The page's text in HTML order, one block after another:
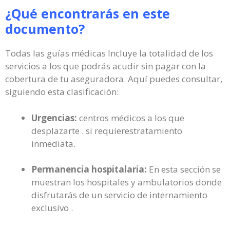
¿Qué encontrarás en este
documento?
Todas las guías médicas Incluye la totalidad de los
servicios a los que podrás acudir sin pagar con la
cobertura de tu aseguradora. Aquí puedes consultar,
siguiendo esta clasificación:
Urgencias: centros médicos a los que
desplazarte . si requierestratamiento
inmediata.
Permanencia hospitalaria: En esta sección se
muestran los hospitales y ambulatorios donde
disfrutarás de un servicio de internamiento
exclusivo .